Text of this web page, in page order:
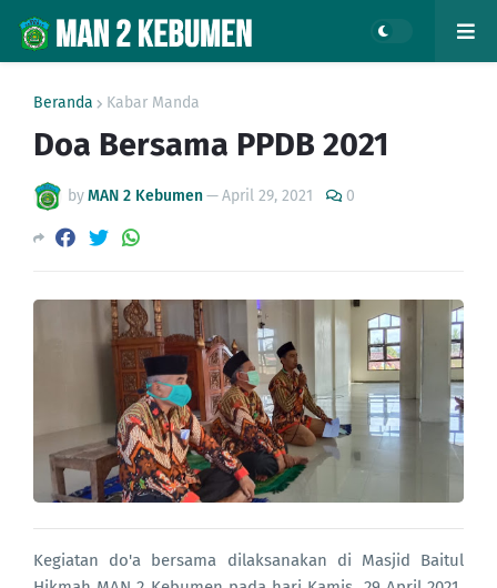
Beranda Kabar Manda
Doa Bersama PPDB 2021
byMAN 2 Kebumen—April 29, 2021 0
Kegiatan do'a bersama dilaksanakan di Masjid Baitul